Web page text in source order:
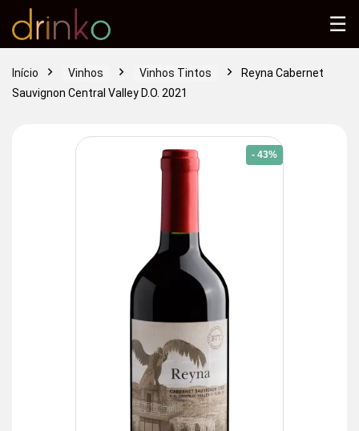
Início Vinhos Vinhos Tintos
Reyna Cabernet
Sauvignon Central Valley D.O. 2021
- 43%
☰